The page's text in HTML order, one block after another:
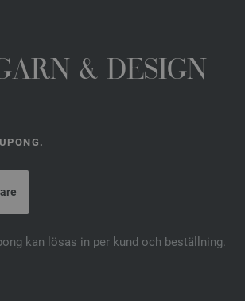
& DESIGN
kan lösas in per kund och beställning.